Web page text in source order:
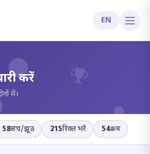
EN
?
करें
में।
58सच/झूठ 215रिक्त भरें 54क्रम